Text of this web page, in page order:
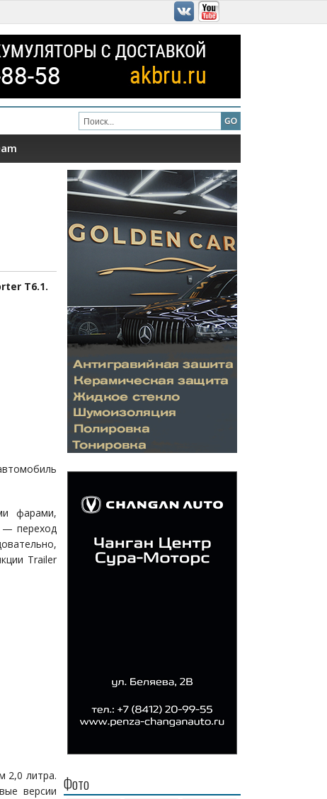
T6.1.
фарами,
— переход
Trailer
2,0 литра.
версии Фото